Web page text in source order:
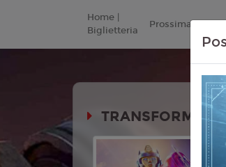
Home |
Biglietteria
Prossimamente